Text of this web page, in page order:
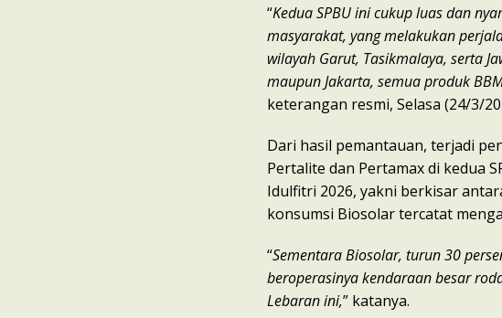
“Kedua SPBU ini cukup luas dan
masyarakat, yang melakukan
wilayah Garut, Tasikmalaya, serta
maupun Jakarta, semua produk
keterangan resmi, Selasa (24/3/
Dari hasil pemantauan, terjadi
Pertalite dan Pertamax di kedua
Idulfitri 2026, yakni berkisar
konsumsi Biosolar tercatat
“Sementara Biosolar, turun 30
beroperasinya kendaraan besar
Lebaran ini,” katanya.